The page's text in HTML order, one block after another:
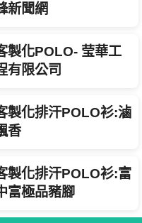
新聞網
製化POLO- 莹華工
有限公司
製化排汗POLO衫:滷
香
製化排汗POLO衫:富
富極品豬腳